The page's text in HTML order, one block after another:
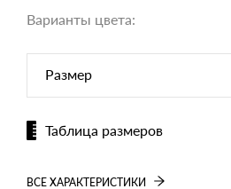
Варианты цвета:
Размер
Таблица размеров
ВСЕ ХАРАКТЕРИСТИКИ